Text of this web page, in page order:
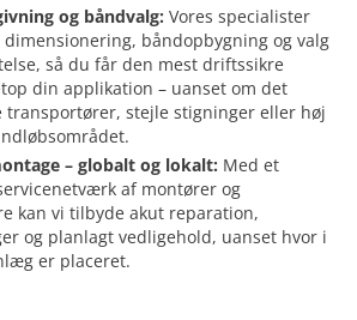
og båndvalg: Vores specialister
båndopbygning og valg
så du får den mest driftssikre
din applikation – uanset om det
stejle stigninger eller høj
– globalt og lokalt: Med et
af montører og
kan vi tilbyde akut reparation,
og planlagt vedligehold, uanset hvor i
er placeret.